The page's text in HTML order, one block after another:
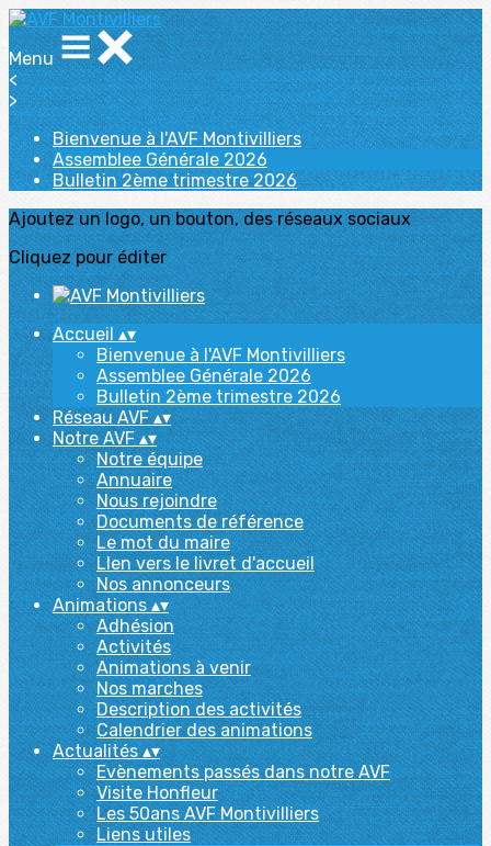
Menu
<
>
Bienvenue à l'AVF Montivilliers
Assemblee Générale 2026
Bulletin 2ème trimestre 2026
Ajoutez un logo, un bouton, des réseaux sociaux
Cliquez pour éditer
Accueil ▴▾
Bienvenue à l'AVF Montivilliers
Assemblee Générale 2026
Bulletin 2ème trimestre 2026
Réseau AVF▴▾
Notre AVF▴▾
Notre équipe
Annuaire
Nous rejoindre
Documents de référence
Le mot du maire
LIen vers le livret d'accueil
Nos annonceurs
Animations▴▾
Adhésion
Activités
Animations à venir
Nos marches
Description des activités
Calendrier des animations
Actualités▴▾
Evènements passés dans notre AVF
Visite Honfleur
Les 50ans AVF Montivilliers
Liens utiles